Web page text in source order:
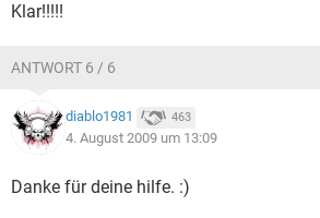
Klar!!!!!
ANTWORT 6 / 6
diablo1981 463
4. August 2009 um 13:09
Danke für deine hilfe. :)